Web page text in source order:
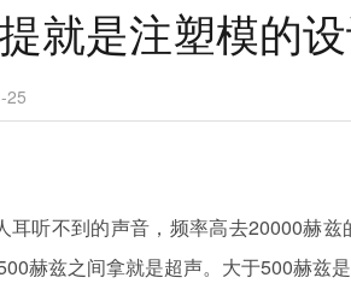
就是注塑模的
25
耳听不到的声音，频率高去20000赫兹
赫兹之间拿就是超声。大于500赫兹是